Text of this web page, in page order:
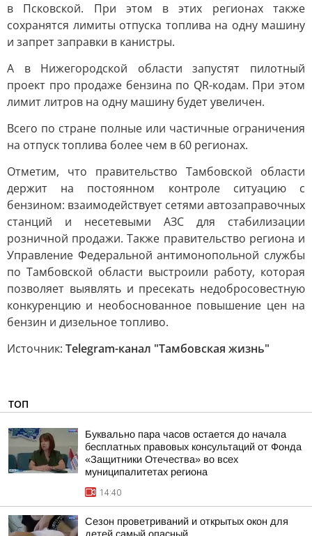
в Псковской. При этом в этих регионах также
сохранятся лимиты отпуска топлива на одну машину
и запрет заправки в канистры.
А в Нижегородской области запустят пилотный
проект про продаже бензина по QR-кодам. При этом
лимит литров на одну машину будет увеличен.
Всего по стране полные или частичные ограничения
на отпуск топлива более чем в 60 регионах.
Отметим, что правительство Тамбовской области
держит на постоянном контроле ситуацию с
бензином: взаимодействует сетями автозаправочных
станций и несетевыми АЗС для стабилизации
розничной продажи. Также правительство региона и
Управление Федеральной антимонопольной службы
по Тамбовской области выстроили работу, которая
позволяет выявлять и пресекать недобросовестную
конкуренцию и необоснованное повышение цен на
бензин и дизельное топливо.
Источник: Telegram-канал "Тамбовская жизнь"
ТОП
Буквально пара часов остается до начала
бесплатных правовых консультаций от Фонда
«Защитники Отечества» во всех
муниципалитетах региона
14:40
Сезон проветриваний и открытых окон для